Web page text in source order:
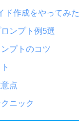
ド作成をやってみた
ンプト例5選
プトのコツ
点
ニック